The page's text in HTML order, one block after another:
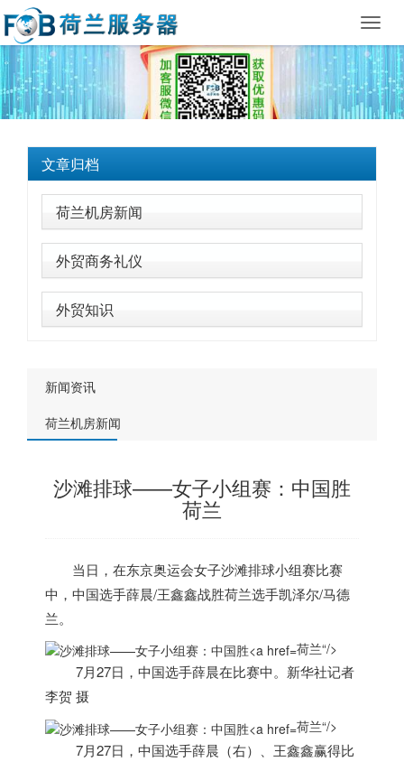
文章归档
荷兰机房新闻
外贸商务礼仪
外贸知识
新闻资讯
荷兰机房新闻
沙滩排球——女子小组赛：中国胜
荷兰
当日，在东京奥运会女子沙滩排球小组赛比赛
中，中国选手薛晨/王鑫鑫战胜荷兰选手凯泽尔/马德
兰。
荷兰“/>
7月27日，中国选手薛晨在比赛中。新华社记者
李贺 摄
荷兰“/>
7月27日，中国选手薛晨（右）、王鑫鑫赢得比